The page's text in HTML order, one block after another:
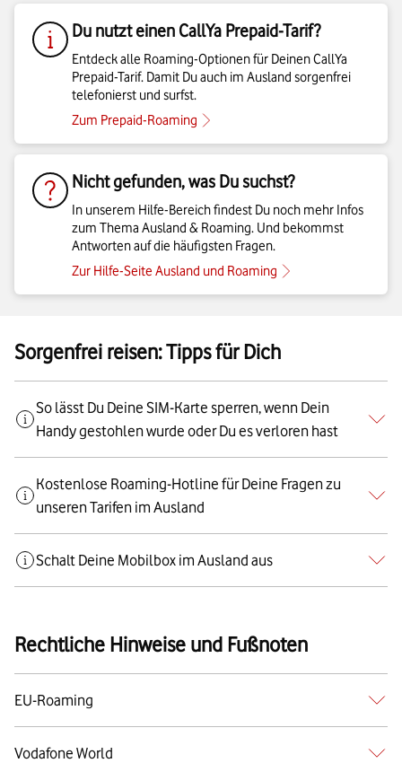
Du nutzt einen CallYa Prepaid-Tarif?
Entdeck alle Roaming-Optionen für Deinen CallYa
Prepaid-Tarif. Damit Du auch im Ausland sorgenfrei
telefonierst und surfst.
Zum Prepaid-Roaming
Nicht gefunden, was Du suchst?
In unserem Hilfe-Bereich findest Du noch mehr Infos
zum Thema Ausland & Roaming. Und bekommst
Antworten auf die häufigsten Fragen.
Zur Hilfe-Seite Ausland und Roaming
Sorgenfrei reisen: Tipps für Dich
So lässt Du Deine SIM-Karte sperren, wenn Dein
Handy gestohlen wurde oder Du es verloren hast
Kostenlose Roaming-Hotline für Deine Fragen zu
unseren Tarifen im Ausland
Schalt Deine Mobilbox im Ausland aus
Rechtliche Hinweise und Fußnoten
EU-Roaming
Vodafone World